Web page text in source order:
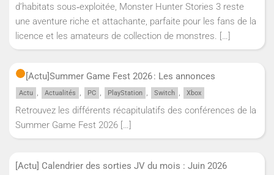
d’habitats sous‑exploitée, Monster Hunter Stories 3 reste
une aventure riche et attachante, parfaite pour les fans de la
licence et les amateurs de collection de monstres. […]
[Actu]Summer Game Fest 2026 : Les annonces
Actu , Actualités , PC , PlayStation , Switch , Xbox
Retrouvez les différents récapitulatifs des conférences de la
Summer Game Fest 2026 […]
[Actu] Calendrier des sorties JV du mois : Juin 2026